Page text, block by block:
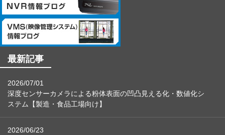
最新記事
2026/07/01
深度センサーカメラによる粉体表面の凹凸見える化・数値化シ
ステム【製造・食品工場向け】
2026/06/23